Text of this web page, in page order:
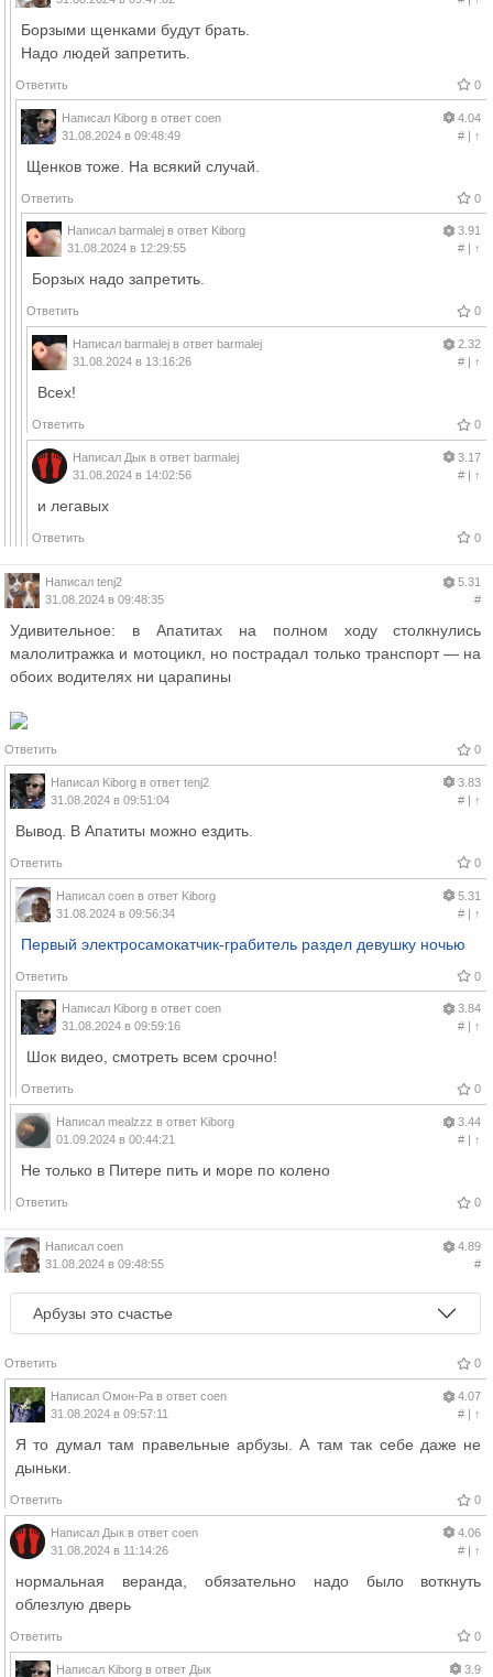
Борзыми щенками будут брать.
Надо людей запретить.
Ответить 0
Написал Kiborg в ответ coen
31.08.2024 в 09:48:49
4.04
#| ↑
Щенков тоже. На всякий случай.
Ответить 0
Написал barmalej в ответ Kiborg
31.08.2024 в 12:29:55
3.91
#| ↑
Борзых надо запретить.
Ответить 0
Написал barmalej в ответ barmalej
31.08.2024 в 13:16:26
2.32
#| ↑
Всех!
Ответить 0
Написал Дык в ответ barmalej
31.08.2024 в 14:02:56
3.17
#| ↑
и легавых
Ответить 0
Написал tenj2
31.08.2024 в 09:48:35
5.31
#
Удивительное: в Апатитах на полном ходу столкнулись
малолитражка и мотоцикл, но пострадал только транспорт — на
обоих водителях ни царапины
Ответить 0
Написал Kiborg в ответ tenj2
31.08.2024 в 09:51:04
3.83
#| ↑
Вывод. В Апатиты можно ездить.
Ответить 0
Написал coen в ответ Kiborg
31.08.2024 в 09:56:34
5.31
#| ↑
Первый электросамокатчик-грабитель раздел девушку ночью
Ответить 0
Написал Kiborg в ответ coen
31.08.2024 в 09:59:16
3.84
#| ↑
Шок видео, смотреть всем срочно!
Ответить 0
Написал mealzzz в ответ Kiborg
01.09.2024 в 00:44:21
3.44
#| ↑
Не только в Питере пить и море по колено
Ответить 0
Написал coen
31.08.2024 в 09:48:55
4.89
#
Арбузы это счастье
Ответить 0
Написал Омон-Ра в ответ coen
31.08.2024 в 09:57:11
4.07
#| ↑
Я то думал там правельные арбузы. А там так себе даже не
дыньки.
Ответить 0
Написал Дык в ответ coen
31.08.2024 в 11:14:26
4.06
#| ↑
нормальная веранда, обязательно надо было воткнуть
облезлую дверь
Ответить 0
Написал Kiborg в ответ Дык
3.9